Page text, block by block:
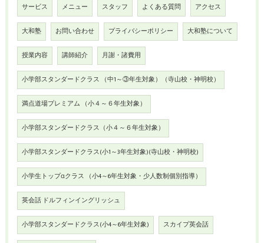
サービス メニュー スタッフ よくある質問 アクセス
大和塾 お問い合わせ プライバシーポリシー 大和塾について
授業内容 講師紹介 月謝・諸費用
小学部スタンダードクラス （中1～③年生対象）（寺山校・神明校）
満点道場プレミアム （小４～６年生対象）
小学部スタンダードクラス（小４～６年生対象）
小学部スタンダードクラス(小1～3年生対象)(寺山校・神明校)
小学生トップαクラス （小4～6年生対象・少人数制個別指導）
英会話 ドルフィンイングリッシュ
小学部スタンダードクラス(小4～6年生対象) スカイプ英会話